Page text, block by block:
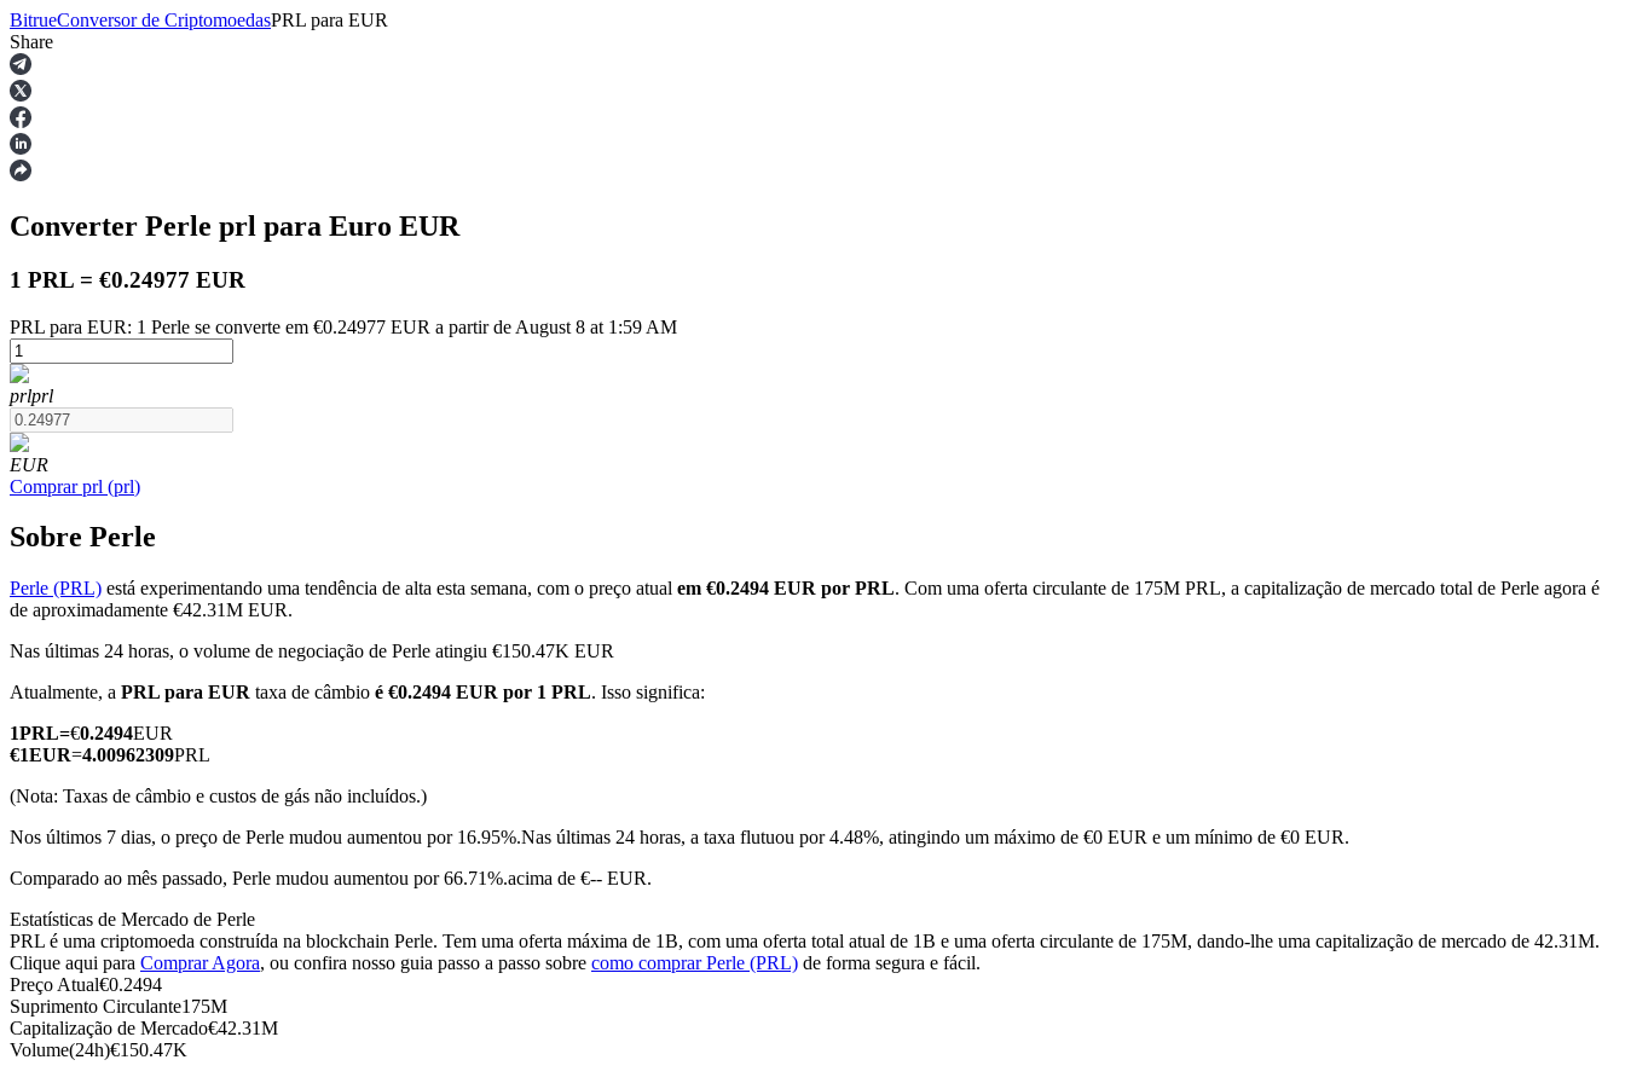
Futuros
Futuros de USDT
Futuros usando USDT como garantia
Futuros COIN-M
Futuros de criptomoeda
BitrueConversor de CriptomoedasPRL para EUR
Share
Converter Perle prl para Euro EUR
1 PRL = €0.24977 EUR
PRL para EUR: 1 Perle se converte em €0.24977 EUR a partir de August 8 at 1:59 AM
prlprl
EUR
Comprar prl (prl)
Sobre Perle
Perle (PRL) está experimentando uma tendência de alta esta semana, com o preço atual em €0.2494 EUR por PRL. Com uma oferta circulante de 175M PRL, a capitalização de mercado total de Perle agora é
de aproximadamente €42.31M EUR.
Nas últimas 24 horas, o volume de negociação de Perle atingiu €150.47K EUR
Atualmente, a PRL para EUR taxa de câmbio é €0.2494 EUR por 1 PRL. Isso significa:
1PRL=€0.2494EUR
€1EUR=4.00962309PRL
(Nota: Taxas de câmbio e custos de gás não incluídos.)
Nos últimos 7 dias, o preço de Perle mudou aumentou por 16.95%.Nas últimas 24 horas, a taxa flutuou por 4.48%, atingindo um máximo de €0 EUR e um mínimo de €0 EUR.
Comparado ao mês passado, Perle mudou aumentou por 66.71%.acima de €-- EUR.
Estatísticas de Mercado de Perle
PRL é uma criptomoeda construída na blockchain Perle. Tem uma oferta máxima de 1B, com uma oferta total atual de 1B e uma oferta circulante de 175M, dando-lhe uma capitalização de mercado de 42.31M.
Clique aqui para Comprar Agora, ou confira nosso guia passo a passo sobre como comprar Perle (PRL) de forma segura e fácil.
Preço Atual€0.2494
Suprimento Circulante175M
Capitalização de Mercado€42.31M
Volume(24h)€150.47K